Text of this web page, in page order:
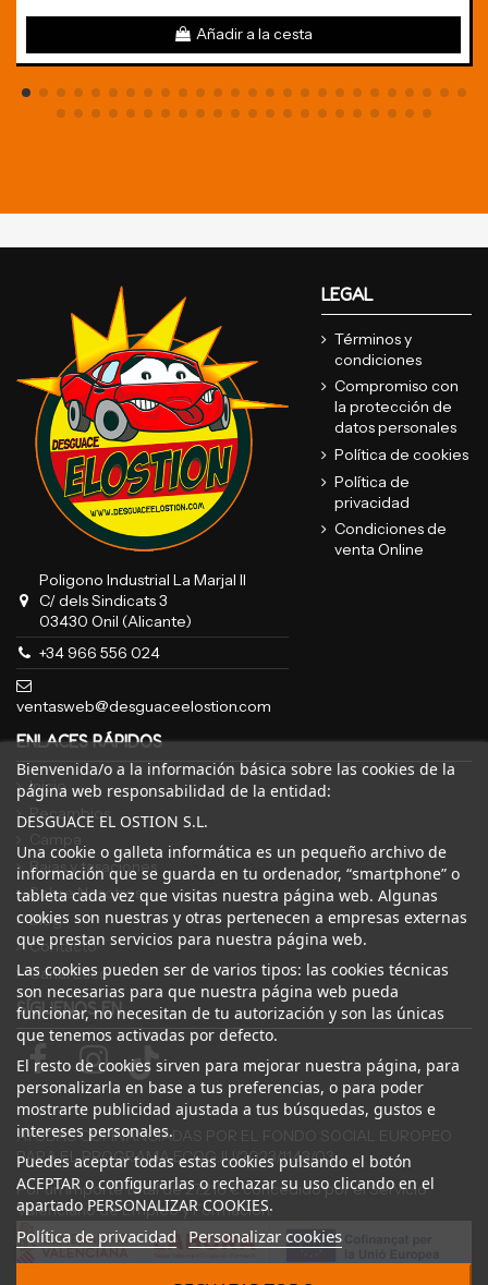
Añadir a la cesta
Poligono Industrial La Marjal II
C/ dels Sindicats 3
03430 Onil (Alicante)
+34 966 556 024
ventasweb@desguaceelostion.com
LEGAL
Términos y
condiciones
Compromiso con
la protección de
datos personales
Política de cookies
Política de
privacidad
Condiciones de
venta Online
ENLACES RÁPIDOS
Inicio
Recambios
Bajas y tasaciones
Sobre Nosotros
Blog
Contacto
Canal Ético
Bienvenida/o a la información básica sobre las cookies de la
página web responsabilidad de la entidad:
DESGUACE EL OSTION S.L.
Una cookie o galleta informática es un pequeño archivo de
información que se guarda en tu ordenador, “smartphone” o
tableta cada vez que visitas nuestra página web. Algunas
cookies son nuestras y otras pertenecen a empresas externas
que prestan servicios para nuestra página web.
Las cookies pueden ser de varios tipos: las cookies técnicas
son necesarias para que nuestra página web pueda
funcionar, no necesitan de tu autorización y son las únicas
que tenemos activadas por defecto.
El resto de cookies sirven para mejorar nuestra página, para
personalizarla en base a tus preferencias, o para poder
mostrarte publicidad ajustada a tus búsquedas, gustos e
intereses personales.
Puedes aceptar todas estas cookies pulsando el botón
ACEPTAR o configurarlas o rechazar su uso clicando en el
apartado PERSONALIZAR COOKIES.
Política de privacidad Personalizar cookies
SÍGUENOS EN
AYUDAS COFINANCIADAS POR EL FONDO SOCIAL EUROPEO
PARA EL PROGRAMA ECOGJU/2023/1143/03
Por un importe total de 27.216 € concedido por el Servicio
Valenciano de Empleo y Formación.